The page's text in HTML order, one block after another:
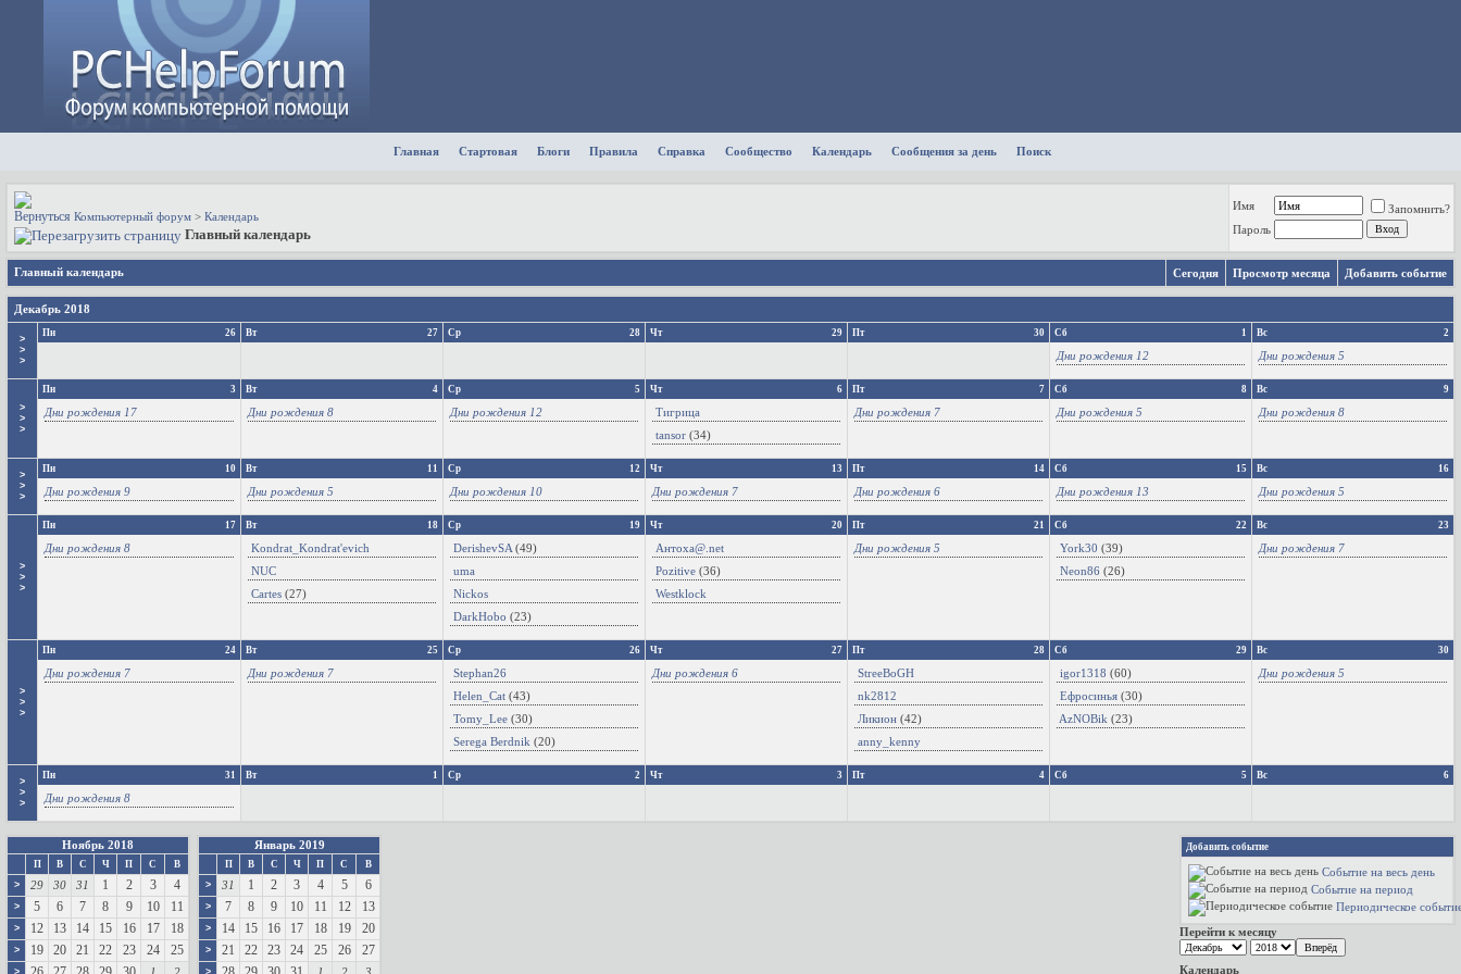
Главная Стартовая Блоги Правила Справка Сообщество Календарь Сообщения за день Поиск
Компьютерный форум > Календарь
Главный календарь
Имя
Запомнить?
Пароль
Главный календарь Сегодня Просмотр месяца Добавить событие
Декабрь 2018
>
>
>
26
Пн 27
Вт 28
Ср 29
Чт 30
Пт 1
Сб
Дни рождения 12
2
Вс
Дни рождения 5
>
>
>
3
Пн
Дни рождения 17
4
Вт
Дни рождения 8
5
Ср
Дни рождения 12
6
Чт
Тигрица
tansor (34)
7
Пт
Дни рождения 7
8
Сб
Дни рождения 5
9
Вс
Дни рождения 8
>
>
>
10
Пн
Дни рождения 9
11
Вт
Дни рождения 5
12
Ср
Дни рождения 10
13
Чт
Дни рождения 7
14
Пт
Дни рождения 6
15
Сб
Дни рождения 13
16
Вс
Дни рождения 5
>
>
>
17
Пн
Дни рождения 8
18
Вт
Kondrat_Kondrat'evich
NUC
Cartes (27)
19
Ср
DerishevSA (49)
uma
Nickos
DarkHobo (23)
20
Чт
Антоха@.net
Pozitive (36)
Westklock
21
Пт
Дни рождения 5
22
Сб
York30 (39)
Neon86 (26)
23
Вс
Дни рождения 7
>
>
>
24
Пн
Дни рождения 7
25
Вт
Дни рождения 7
26
Ср
Stephan26
Helen_Cat (43)
Tomy_Lee (30)
Serega Berdnik (20)
27
Чт
Дни рождения 6
28
Пт
StreeBoGH
nk2812
Ликион (42)
anny_kenny
29
Сб
igor1318 (60)
Ефросинья (30)
AzNOBik (23)
30
Вс
Дни рождения 5
>
>
>
31
Пн
Дни рождения 8
1
Вт 2
Ср 3
Чт 4
Пт 5
Сб 6
Вс
Ноябрь 2018
П В С Ч П С
В
>
29 30 31 1 2 3 4
> 5 6 7 8 9 10 11
> 12 13 14 15 16 17 18
> 19 20 21 22 23 24 25
>
Январь 2019
П В С Ч П С
В
>
31 1 2 3 4 5 6
> 7 8 9 10 11 12 13
> 14 15 16 17 18 19 20
> 21 22 23 24 25 26 27
>
Добавить событие
Событие на весь день
Событие на период
Периодическое
Перейти к месяцу
Календарь